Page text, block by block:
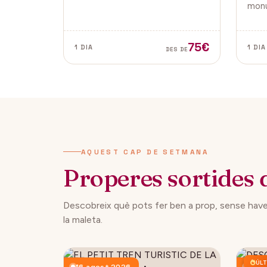
del Nadal.
1 DIA DES DE75€ 1 DIA
AQUEST CAP DE SETMANA
Properes sortides
Descobreix què pots fer ben a prop, sense
la maleta.